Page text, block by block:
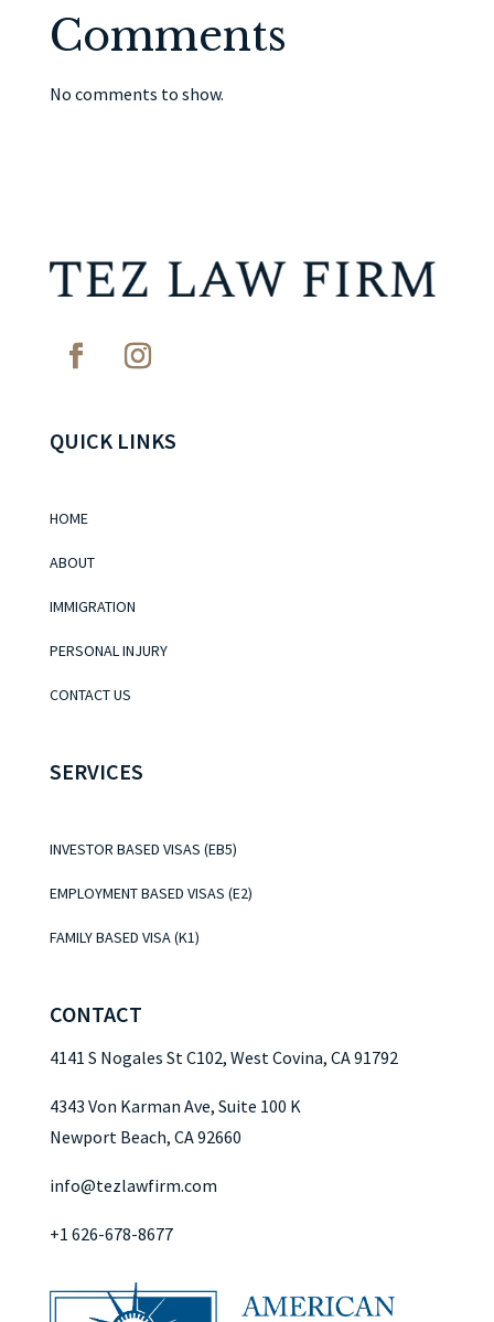
Comments
No comments to show.
QUICK LINKS
HOME
ABOUT
IMMIGRATION
PERSONAL INJURY
CONTACT US
SERVICES
INVESTOR BASED VISAS (EB5)
EMPLOYMENT BASED VISAS (E2)
FAMILY BASED VISA (K1)
CONTACT
4141 S Nogales St C102, West Covina, CA 91792
4343 Von Karman Ave, Suite 100 K
Newport Beach, CA 92660
info@tezlawfirm.com
+1 626-678-8677